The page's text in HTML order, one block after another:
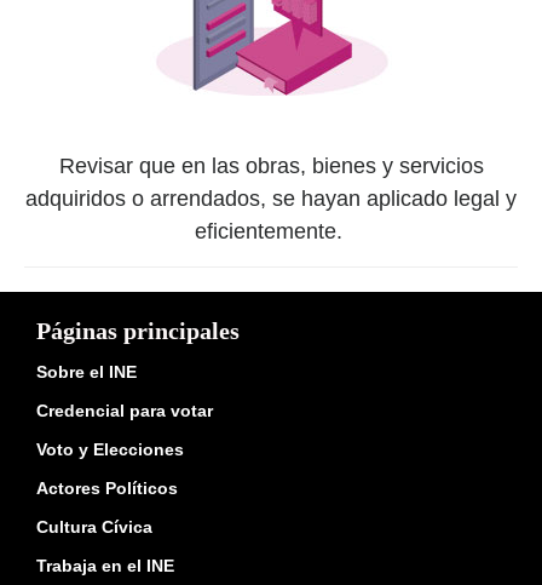
Revisar que en las obras, bienes y servicios
adquiridos o arrendados, se hayan aplicado legal y
eficientemente.
Páginas principales
Sobre el INE
Credencial para votar
Voto y Elecciones
Actores Políticos
Cultura Cívica
Trabaja en el INE